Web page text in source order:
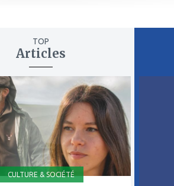
TOP
Articles
CULTURE & SOCIÉTÉ